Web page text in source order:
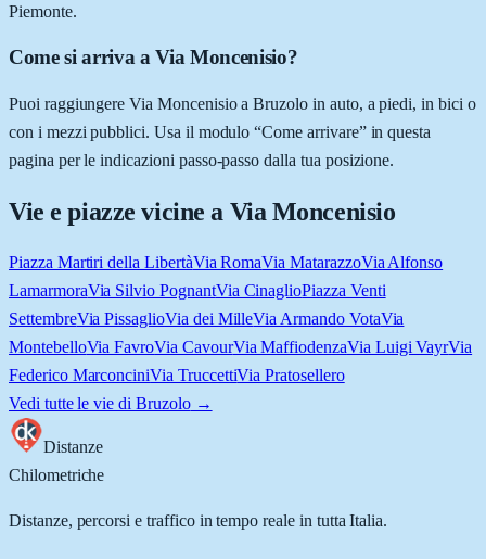
Piemonte.
Come si arriva a Via Moncenisio?
Puoi raggiungere Via Moncenisio a Bruzolo in auto, a piedi, in bici o
con i mezzi pubblici. Usa il modulo “Come arrivare” in questa
pagina per le indicazioni passo-passo dalla tua posizione.
Vie e piazze vicine a Via Moncenisio
Piazza Martiri della LibertàVia RomaVia MatarazzoVia Alfonso
LamarmoraVia Silvio PognantVia CinaglioPiazza Venti
SettembreVia PissaglioVia dei MilleVia Armando VotaVia
MontebelloVia FavroVia CavourVia MaffiodenzaVia Luigi VayrVia
Federico MarconciniVia TruccettiVia Pratosellero
Vedi tutte le vie di Bruzolo→
Distanze
Chilometriche
Distanze, percorsi e traffico in tempo reale in tutta Italia.